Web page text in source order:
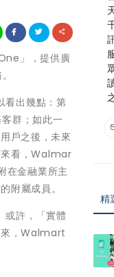
」，提供廣
看出幾點：第
群；如此一
戶之後，未來
來看，Walmar
在金融業所主
附屬成員。
或許，「實體
來，Walmart
精